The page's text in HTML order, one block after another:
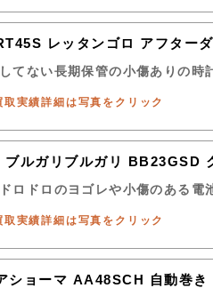
レッタンゴロ アフター
てない長期保管の小傷ありの時
取実績詳細は写真をクリック
ルガリブルガリ BB23GSD
ロドロのヨゴレや小傷のある電
取実績詳細は写真をクリック
ショーマ AA48SCH 自動巻